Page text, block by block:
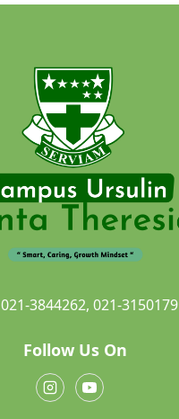
021-3844262, 021-3150179
Follow Us On